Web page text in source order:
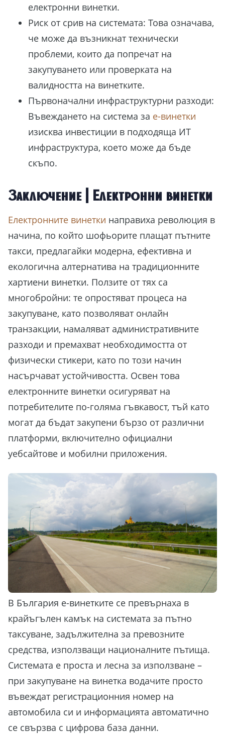
електронни винетки.
Риск от срив на системата: Това означава,
че може да възникнат технически
проблеми, които да попречат на
закупуването или проверката на
валидността на винетките.
Първоначални инфраструктурни разходи:
Въвеждането на система за е-винетки
изисква инвестиции в подходяща ИТ
инфраструктура, което може да бъде
скъпо.
Заключение | Електронни винетки
Електронните винетки направиха революция в
начина, по който шофьорите плащат пътните
такси, предлагайки модерна, ефективна и
екологична алтернатива на традиционните
хартиени винетки. Ползите от тях са
многобройни: те опростяват процеса на
закупуване, като позволяват онлайн
транзакции, намаляват административните
разходи и премахват необходимостта от
физически стикери, като по този начин
насърчават устойчивостта. Освен това
електронните винетки осигуряват на
потребителите по-голяма гъвкавост, тъй като
могат да бъдат закупени бързо от различни
платформи, включително официални
уебсайтове и мобилни приложения.
В България е-винетките се превърнаха в
крайъгълен камък на системата за пътно
таксуване, задължителна за превозните
средства, използващи националните пътища.
Системата е проста и лесна за използване –
при закупуване на винетка водачите просто
въвеждат регистрационния номер на
автомобила си и информацията автоматично
се свързва с цифрова база данни.